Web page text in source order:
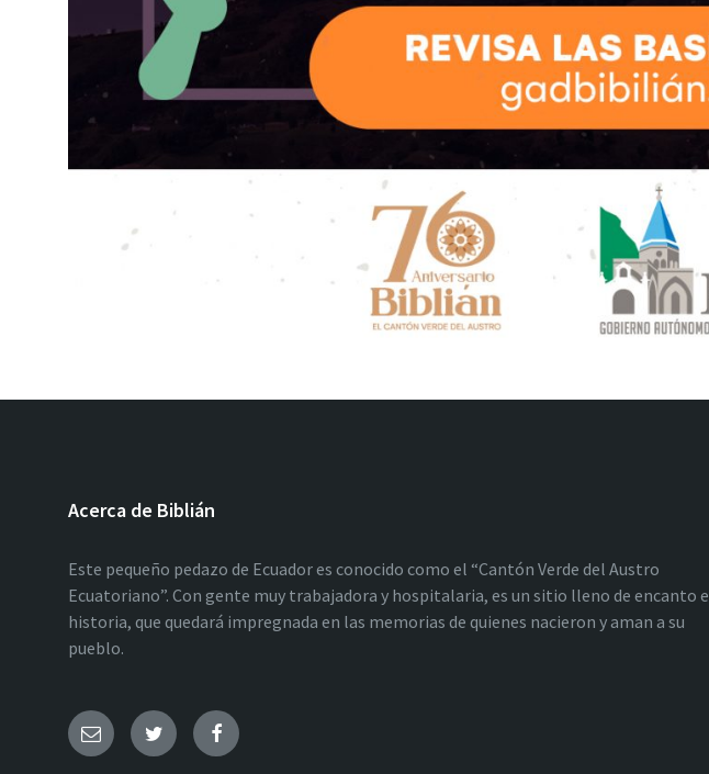
Acerca de Biblián
Este pequeño pedazo de Ecuador es conocido como el “Cantón Verde del Austro
Ecuatoriano”. Con gente muy trabajadora y hospitalaria, es un sitio lleno de encanto e
historia, que quedará impregnada en las memorias de quienes nacieron y aman a su
pueblo.